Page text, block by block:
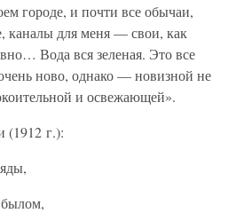
городе, и почти все обычаи,
каналы для меня — свои, как
Вода вся зеленая. Это все
ново, однако — новизной не
и освежающей».
(1912 г.):